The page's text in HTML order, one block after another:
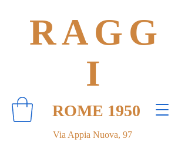
Via Appia Nuova, 97
RAGG
I
ROME 1950